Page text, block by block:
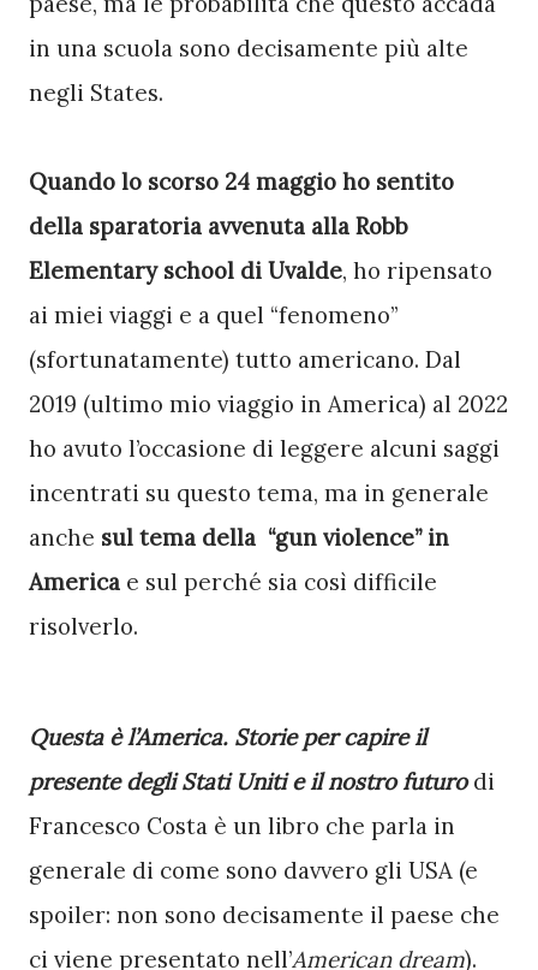
in una scuola sono decisamente più alte
negli States.
Quando lo scorso 24 maggio ho sentito
della sparatoria avvenuta alla Robb
Elementary school di Uvalde, ho ripensato
ai miei viaggi e a quel “fenomeno”
(sfortunatamente) tutto americano. Dal
2019 (ultimo mio viaggio in America) al 2022
ho avuto l’occasione di leggere alcuni saggi
incentrati su questo tema, ma in generale
anche sul tema della  “gun violence” in
America e sul perché sia così difficile
risolverlo.
Questa è l’America. Storie per capire il
presente degli Stati Uniti e il nostro futuro di
Francesco Costa è un libro che parla in
generale di come sono davvero gli USA (e
spoiler: non sono decisamente il paese che
ci viene presentato nell’American dream).